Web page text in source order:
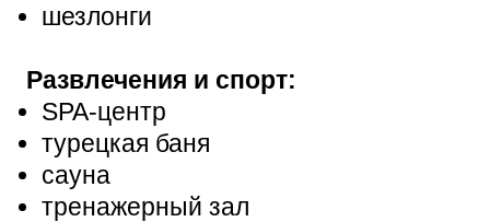
шезлонги
Развлечения и спорт:
SPA-центр
турецкая баня
сауна
тренажерный зал